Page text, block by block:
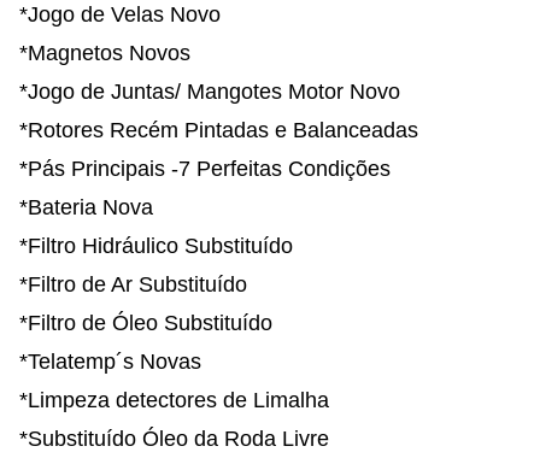
*Jogo de Velas Novo
*Magnetos Novos
*Jogo de Juntas/ Mangotes Motor Novo
*Rotores Recém Pintadas e Balanceadas
*Pás Principais -7 Perfeitas Condições
*Bateria Nova
*Filtro Hidráulico Substituído
*Filtro de Ar Substituído
*Filtro de Óleo Substituído
*Telatemp´s Novas
*Limpeza detectores de Limalha
*Substituído Óleo da Roda Livre